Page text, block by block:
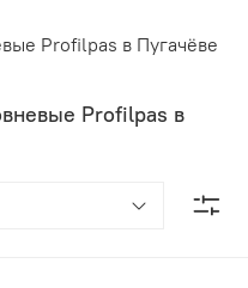
Profilpas в Пугачёве
Profilpas в